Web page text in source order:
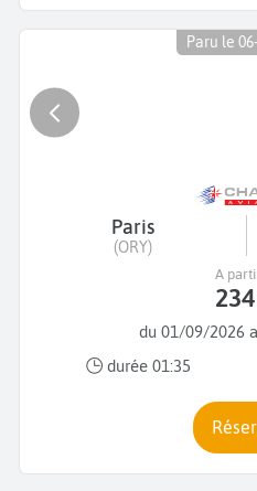
Paru le
Paris
(ORY)
du 01/09/2026
durée 01:35
A